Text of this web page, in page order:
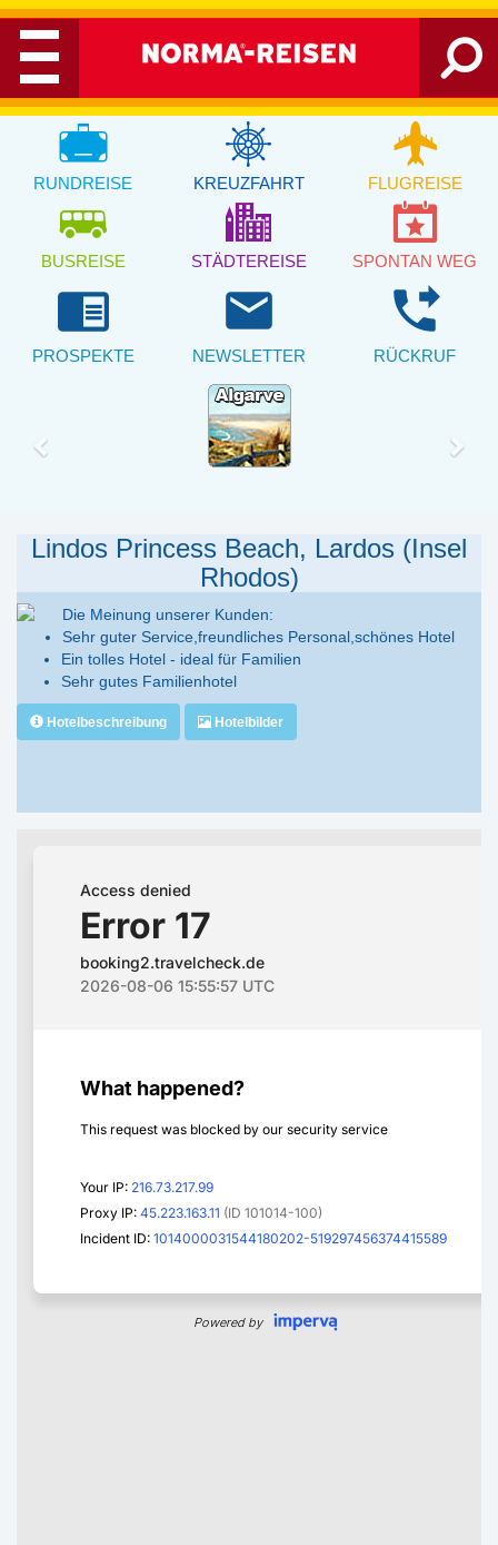
RUNDREISE KREUZFAHRT FLUGREISE
BUSREISE STÄDTEREISE SPONTAN WEG
chrome_reader_mode
PROSPEKTE
email
NEWSLETTER
phone_forwarded
RÜCKRUF
Lindos Princess Beach, Lardos (Insel
Rhodos)
Die Meinung unserer Kunden:
Sehr guter Service,freundliches Personal,schönes Hotel
Ein tolles Hotel - ideal für Familien
Sehr gutes Familienhotel
Hotelbeschreibung Hotelbilder